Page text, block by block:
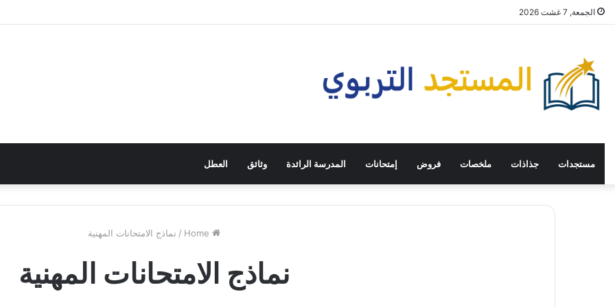
الجمعة, 7 غشت 2026
مستجدات جذاذات ملخصات فروض إمتحانات المدرسة الرائدة وثائق العطل
/ نماذج الامتحانات المهنية
نماذج الامتحانات المهنية